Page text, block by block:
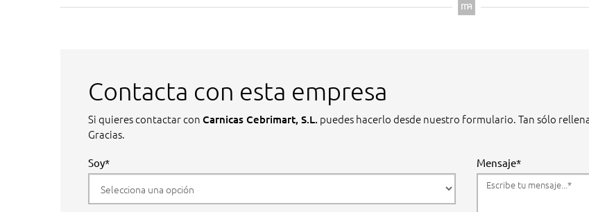
Contacta con esta empresa
Si quieres contactar con Carnicas Cebrimart, S.L. puedes hacerlo desde nuestro formulario. Tan sólo
Gracias.
Soy* Mensaje*